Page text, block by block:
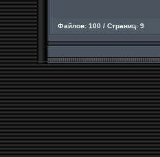
Файлов: 100 / Страниц: 9